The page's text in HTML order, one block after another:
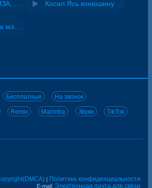
Бесплатные На звонок
Remix Marimba Звуки TikTok
| Политика конфиденциальности
E-mail: Электронная почта для связи